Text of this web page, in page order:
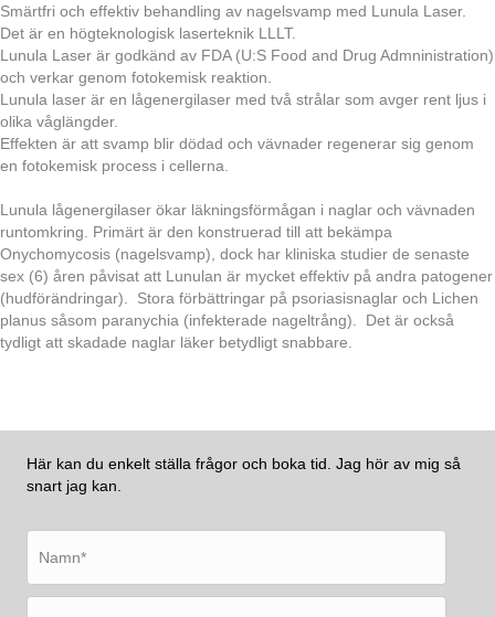
Smärtfri och effektiv behandling av nagelsvamp med Lunula Laser.
Det är en högteknologisk laserteknik LLLT.
Lunula Laser är godkänd av FDA (U:S Food and Drug Admninistration)
och verkar genom fotokemisk reaktion.
Lunula laser är en lågenergilaser med två strålar som avger rent ljus i
olika våglängder.
Effekten är att svamp blir dödad och vävnader regenerar sig genom
en fotokemisk process i cellerna.
Lunula lågenergilaser ökar läkningsförmågan i naglar och vävnaden
runtomkring. Primärt är den konstruerad till att bekämpa
Onychomycosis (nagelsvamp), dock har kliniska studier de senaste
sex (6) åren påvisat att Lunulan är mycket effektiv på andra patogener
(hudförändringar). Stora förbättringar på psoriasisnaglar och Lichen
planus såsom paranychia (infekterade nageltrång). Det är också
tydligt att skadade naglar läker betydligt snabbare.
Här kan du enkelt ställa frågor och boka tid. Jag hör av mig så
snart jag kan.